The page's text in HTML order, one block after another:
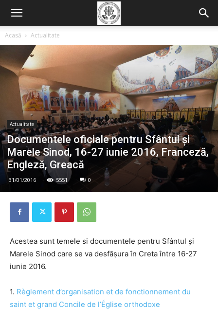
Acasă Actualitate
Actualitate
Documentele oficiale pentru Sfântul și
Marele Sinod, 16-27 iunie 2016, Franceză,
Engleză, Greacă
31/01/2016 5551 0
Acestea sunt temele si documentele pentru Sfântul și
Marele Sinod care se va desfășura în Creta între 16-27
iunie 2016.
1. Règlement d’organisation et de fonctionnement du
saint et grand Concile de l’Église orthodoxe